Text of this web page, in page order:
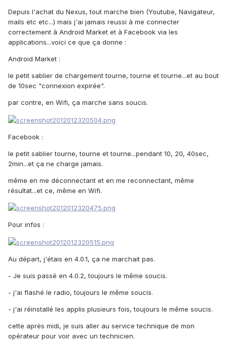
Depuis l'achat du Nexus, tout marche bien (Youtube, Navigateur,
mails etc etc...) mais j'ai jamais reussi à me connecter
correctement à Android Market et à Facebook via les
applications...voici ce que ça donne :
Android Market :
le petit sablier de chargement tourne, tourne et tourne...et au bout
de 10sec "connexion expirée".
par contre, en Wifi, ça marche sans soucis.
Facebook :
le petit sablier tourne, tourne et tourne...pendant 10, 20, 40sec,
2min...et ça ne charge jamais.
même en me déconnectant et en me reconnectant, même
résultat...et ce, même en Wifi.
Pour infos :
Au départ, j'étais en 4.0.1, ça ne marchait pas.
- Je suis passé en 4.0.2, toujours le même soucis.
- j'ai flashé le radio, toujours le même soucis.
- j'ai réinstallé les applis plusieurs fois, toujours le même soucis.
cette après midi, je suis aller au service technique de mon
opérateur pour voir avec un technicien.